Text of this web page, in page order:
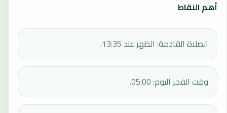
أهم النقاط
الصلاة القادمة: الظهر عند 13:35.
وقت الفجر اليوم: 05:00.